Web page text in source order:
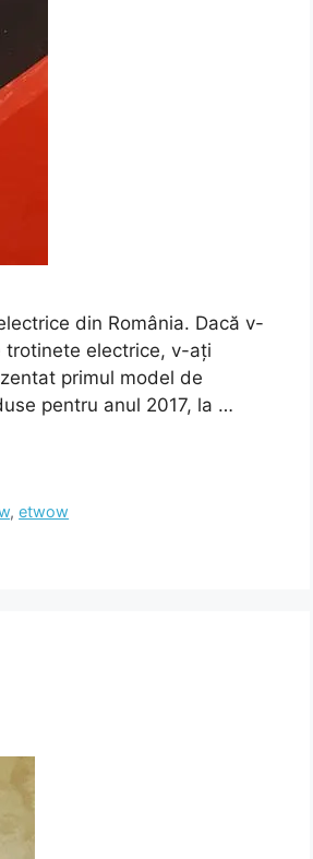
din România. Dacă v-
electrice, v-ați
primul model de
pentru anul 2017, la …
,etwow